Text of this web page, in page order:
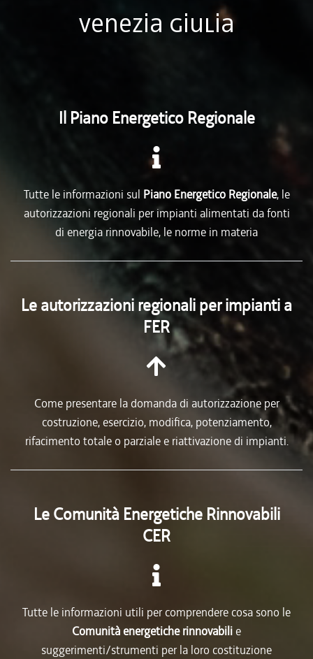
Venezia Giulia
Il Piano Energetico Regionale
Tutte le informazioni sul Piano Energetico Regionale, le
autorizzazioni regionali per impianti alimentati da fonti
di energia rinnovabile, le norme in materia
Le autorizzazioni regionali per impianti a
FER
Come presentare la domanda di autorizzazione per
costruzione, esercizio, modifica, potenziamento,
rifacimento totale o parziale e riattivazione di impianti.
Le Comunità Energetiche Rinnovabili
CER
Tutte le informazioni utili per comprendere cosa sono le
Comunità energetiche rinnovabilie
suggerimenti/strumenti per la loro costituzione